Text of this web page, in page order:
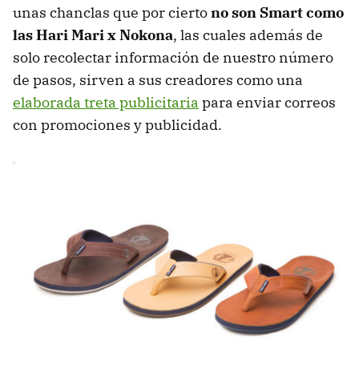
unas chanclas que por ciertono son Smart como
las Hari Mari x Nokona, las cuales además de
solo recolectar información de nuestro número
de pasos, sirven a sus creadores como una
elaborada treta publicitaria para enviar correos
con promociones y publicidad.